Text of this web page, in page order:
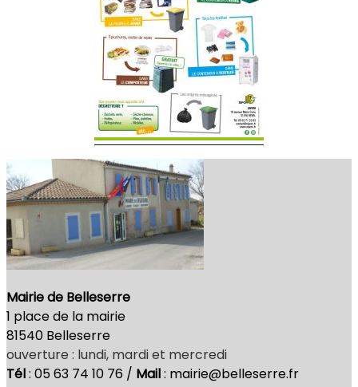
Mairie de Belleserre
1 place de la mairie
81540 Belleserre
ouverture : lundi, mardi et mercredi
Tél: 05 63 74 10 76 / Mail: mairie@belleserre.fr